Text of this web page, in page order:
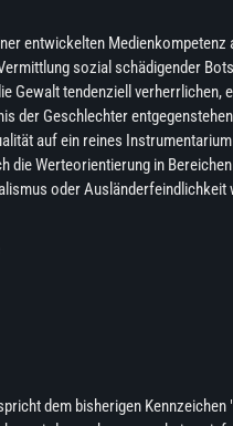
entwickelten Medienkompetenz
sozial schädigender
Gewalt tendenziell verherrlichen,
der Geschlechter
auf ein reines
die Werteorientierung in
oder Ausländerfeindlichkeit
dem bisherigen Kennzeichen